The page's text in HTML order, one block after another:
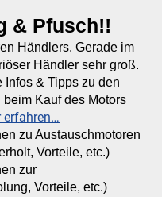
& Pfusch!!
Händlers. Gerade im
Händler sehr groß.
Infos & Tipps zu den
Kauf des Motors
erfahren…
zu Austauschmotoren
Vorteile, etc.)
zur
Vorteile, etc.)